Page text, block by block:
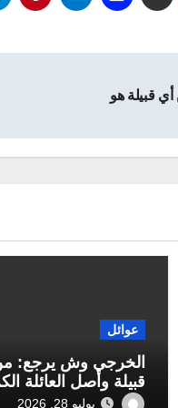
قبيلة هو
عوائل
الخرجي وش يرجع:
قبيلة وأصل العائلة
يوليو 28, 2026